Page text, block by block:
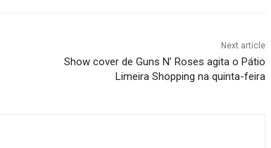
Next article
Show cover de Guns N’ Roses agita o Pátio
Limeira Shopping na quinta-feira